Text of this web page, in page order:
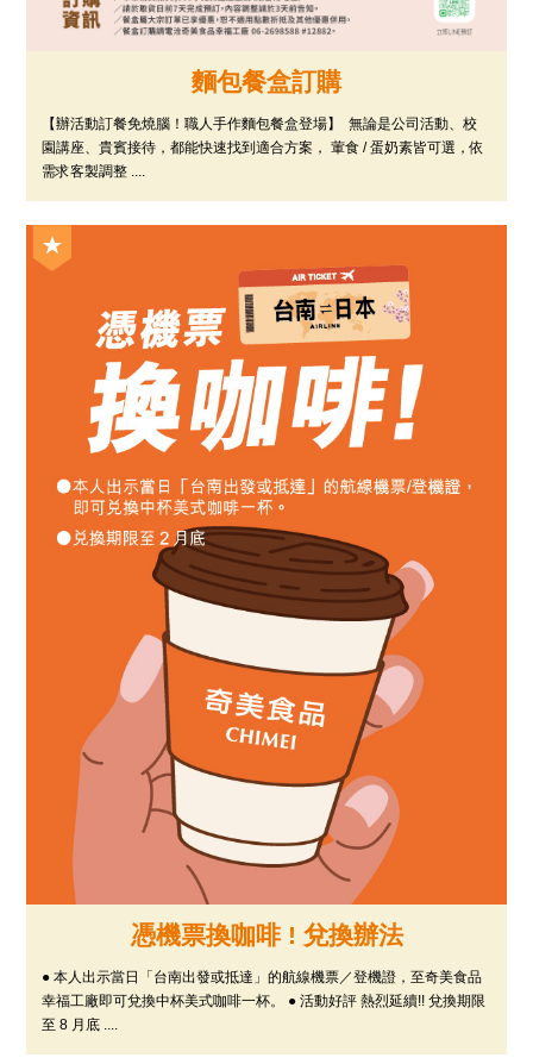
麵包餐盒訂購
【辦活動訂餐免燒腦！職人手作麵包餐盒登場】 ​無論是公司活動、校
園講座、貴賓接待，都能快速找到適合方案， 葷食 / 蛋奶素皆可選，依
需求客製調整 ....
憑機票換咖啡 ! 兌換辦法
● 本人出示當日「台南出發或抵達」的航線機票／登機證，至奇美食品
幸福工廠即可兌換中杯美式咖啡一杯。 ● 活動好評 熱烈延續!! 兌換期限
至 8 月底 ....